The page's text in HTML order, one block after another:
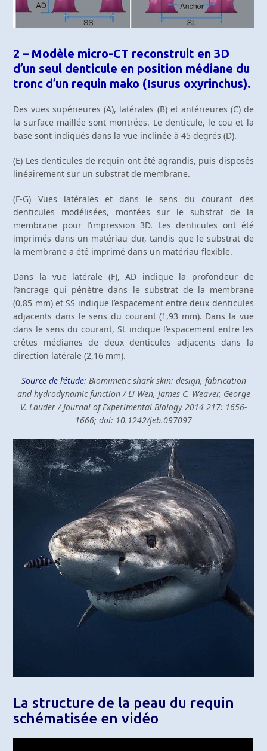
2 – Modèle micro-CT reconstruit en 3D
d’un seul denticule en position médiane du
tronc d’un requin mako (Isurus oxyrinchus).
Des vues supérieures (A), latérales (B) et antérieures (C) de
la surface maillée sont montrées. Le denticule, le cou et la
base sont indiqués dans la vue inclinée à 45 degrés (D).
(E) Les denticules de requin ont été agrandis, puis disposés
linéairement sur un substrat de membrane.
(F-G) Vues latérales et dans le sens du courant des
denticules modélisées, montées sur le substrat de la
membrane pour l’impression 3D. Les denticules ont été
imprimés dans un matériau dur, tandis que le substrat de
la membrane a été imprimé dans un matériau flexible.
Dans la vue latérale (F), AD indique la profondeur de
l’ancrage qui pénètre dans le substrat de la membrane
(0,85 mm) et SS indique l’espacement entre deux denticules
adjacents dans le sens du courant (1,93 mm). Dans la vue
dans le sens du courant, SL indique l’espacement entre les
crêtes médianes de deux denticules adjacents dans la
direction latérale (2,16 mm).
Source de l’étude: Biomimetic shark skin: design, fabrication
and hydrodynamic function / Li Wen, James C. Weaver, George
V. Lauder / Journal of Experimental Biology 2014 217: 1656-
1666; doi: 10.1242/jeb.097097
La structure de la peau du requin
schématisée en vidéo